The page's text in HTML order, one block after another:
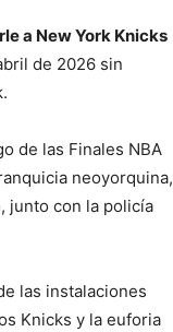
a New York Knicks
de 2026 sin
de las Finales NBA
neoyorquina,
junto con la policía
las instalaciones
Knicks y la euforia